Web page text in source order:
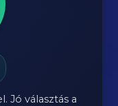
Jó választás a